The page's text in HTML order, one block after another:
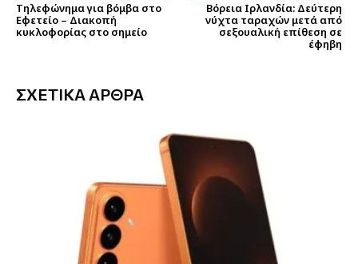
Τηλεφώνημα για βόμβα στο
Εφετείο – Διακοπή
κυκλοφορίας στο σημείο
Βόρεια Ιρλανδία: Δεύτερη
νύχτα ταραχών μετά από
σεξουαλική επίθεση σε
έφηβη
ΣΧΕΤΙΚΑ ΑΡΘΡΑ